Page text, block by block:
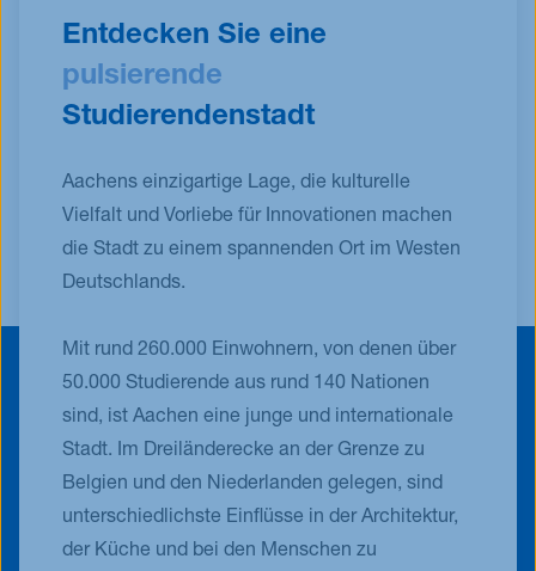
Entdecken Sie eine
pulsierende
Studierendenstadt
Aachens einzigartige Lage, die kulturelle
Vielfalt und Vorliebe für Innovationen machen
die Stadt zu einem spannenden Ort im Westen
Deutschlands.
Mit rund 260.000 Einwohnern, von denen über
50.000 Studierende aus rund 140 Nationen
sind, ist Aachen eine junge und internationale
Stadt. Im Dreiländerecke an der Grenze zu
Belgien und den Niederlanden gelegen, sind
unterschiedlichste Einflüsse in der Architektur,
der Küche und bei den Menschen zu